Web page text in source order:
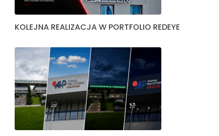
KOLEJNA REALIZACJA W PORTFOLIO REDEYE